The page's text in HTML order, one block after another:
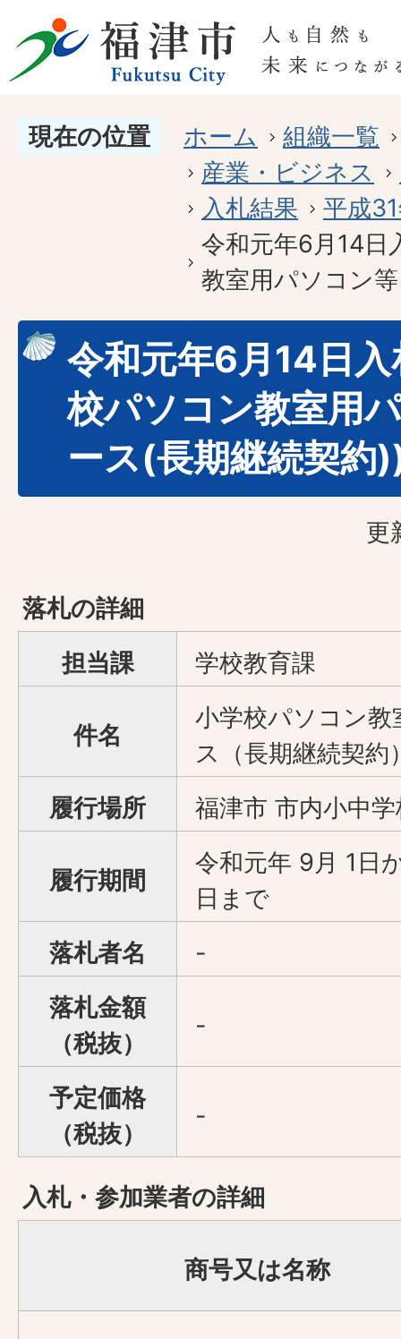
現在の位置 ホーム
組織一覧
産業・ビジネス
入札結果
平成
令和元年6月14日
教室用パソコン
令和元年6月14日
校パソコン教室用
ース(長期継続契約
更
落札の詳細
担当課
学校教育課
件名
小学校パソコン
ス（長期継続契約
履行場所
福津市 市内小中
履行期間
令和元年 9月 1日
日まで
落札者名
-
落札金額
（税抜）
-
予定価格
（税抜）
-
入札・参加業者の詳細
商号又は名称